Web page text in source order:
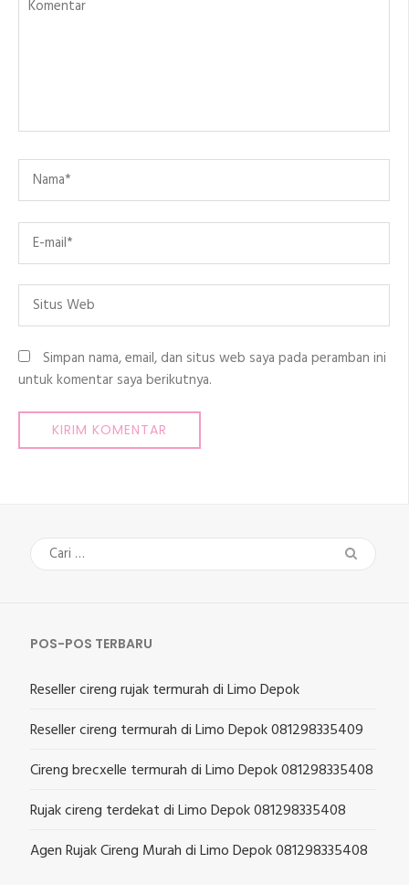
Name
Email
Situs
Web
Simpan nama, email, dan situs web saya pada peramban ini
untuk komentar saya berikutnya.
Cari
untuk:
POS-POS TERBARU
Reseller cireng rujak termurah di Limo Depok
Reseller cireng termurah di Limo Depok 081298335409
Cireng brecxelle termurah di Limo Depok 081298335408
Rujak cireng terdekat di Limo Depok 081298335408
Agen Rujak Cireng Murah di Limo Depok 081298335408